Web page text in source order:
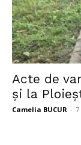
Acte de
și la
Camelia BUCUR - 7